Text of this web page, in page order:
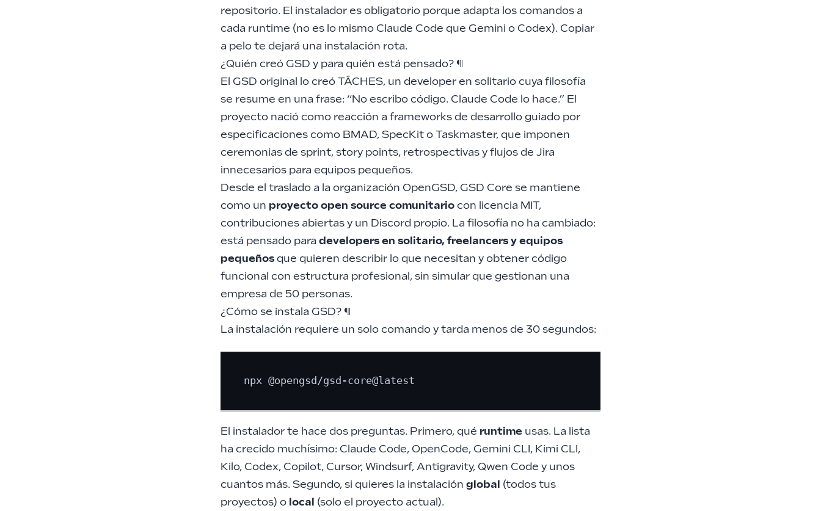
repositorio. El instalador es obligatorio porque adapta los comandos a
cada runtime (no es lo mismo Claude Code que Gemini o Codex). Copiar
a pelo te dejará una instalación rota.
¿Quién creó GSD y para quién está pensado? ¶
El GSD original lo creó TÂCHES, un developer en solitario cuya filosofía
se resume en una frase: “No escribo código. Claude Code lo hace.” El
proyecto nació como reacción a frameworks de desarrollo guiado por
especificaciones como BMAD, SpecKit o Taskmaster, que imponen
ceremonias de sprint, story points, retrospectivas y flujos de Jira
innecesarios para equipos pequeños.
Desde el traslado a la organización OpenGSD, GSD Core se mantiene
como un proyecto open source comunitario con licencia MIT,
contribuciones abiertas y un Discord propio. La filosofía no ha cambiado:
está pensado paradevelopers en solitario, freelancers y equipos
pequeños que quieren describir lo que necesitan y obtener código
funcional con estructura profesional, sin simular que gestionan una
empresa de 50 personas.
¿Cómo se instala GSD? ¶
La instalación requiere un solo comando y tarda menos de 30 segundos:
El instalador te hace dos preguntas. Primero, qué runtime usas. La lista
ha crecido muchísimo: Claude Code, OpenCode, Gemini CLI, Kimi CLI,
Kilo, Codex, Copilot, Cursor, Windsurf, Antigravity, Qwen Code y unos
cuantos más. Segundo, si quieres la instalaciónglobal (todos tus
proyectos) o local (solo el proyecto actual).